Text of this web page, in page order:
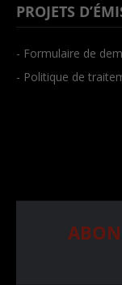
PROJETS
- Formulaire de
- Politique de